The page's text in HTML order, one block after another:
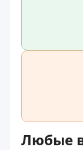
Любые